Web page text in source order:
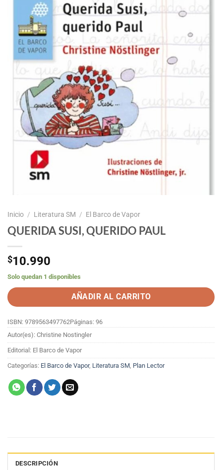
Inicio / Literatura SM / El Barco de Vapor
QUERIDA SUSI, QUERIDO PAUL
$10.990
Solo quedan 1 disponibles
AÑADIR AL CARRITO
ISBN: 9789563497762Páginas: 96
Autor(es): Christine Nostingler
Editorial: El Barco de Vapor
Categorías: El Barco de Vapor, Literatura SM Plan Lector
DESCRIPCIÓN